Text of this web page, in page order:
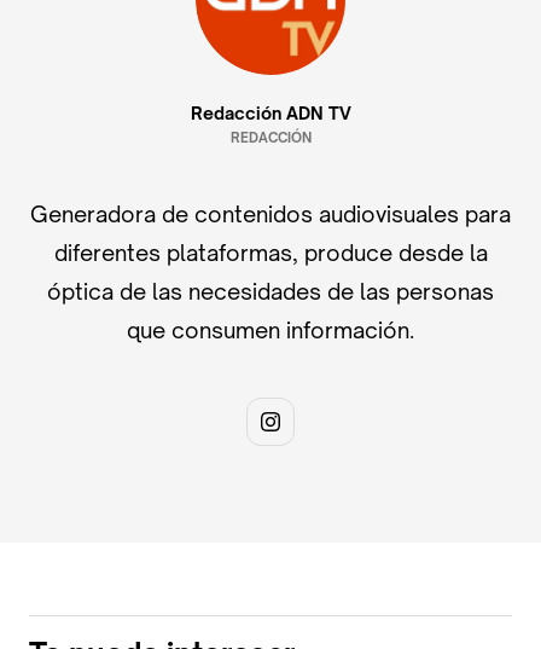
Redacción ADN TV
REDACCIÓN
Generadora de contenidos audiovisuales para
diferentes plataformas, produce desde la
óptica de las necesidades de las personas
que consumen información.